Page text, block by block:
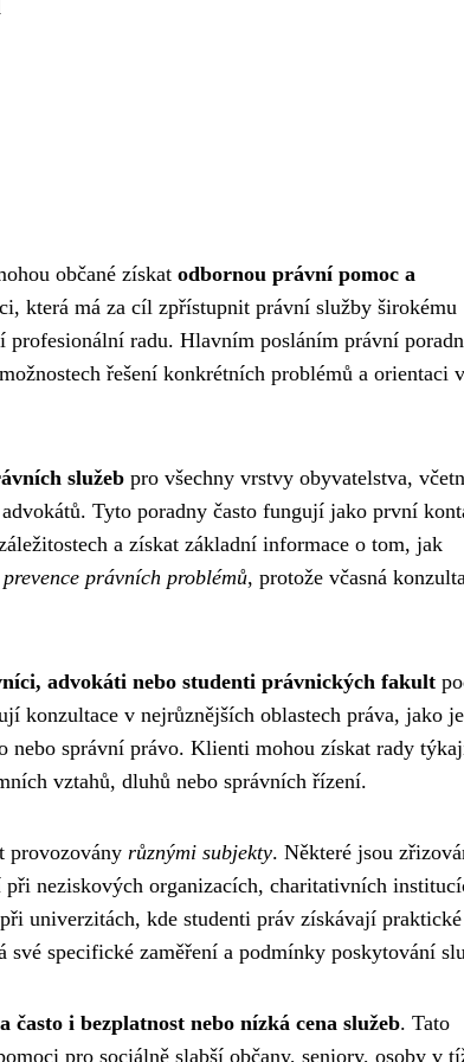
občané získat odbornou právní pomoc a
která má za cíl zpřístupnit právní služby širokému
radu. Hlavním posláním právní
řešení konkrétních problémů a orientaci v
služeb pro všechny vrstvy obyvatelstva,
Tyto poradny často fungují jako první
a získat základní informace o tom, jak
prevence právních problémů, protože včasná
advokáti nebo studenti právnických fakult
konzultace v nejrůznějších oblastech práva, jako je
nebo správní právo. Klienti mohou získat rady
vztahů, dluhů nebo správních řízení.
provozovány různými subjekty. Některé jsou
neziskových organizacích, charitativních
univerzitách, kde studenti práv získávají praktické
specifické zaměření a podmínky poskytování
často i bezplatnost nebo nízká cena služeb. Tato
pro sociálně slabší občany, seniory, osoby v